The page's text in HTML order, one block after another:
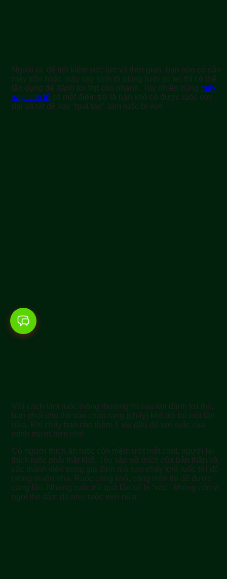
Ngoài ra, để tiết kiệm sức lực và thời gian, bạn nào có sẵn
máy trộn hoặc máy xay sinh tố (dùng lưỡi so le) thì có thể
tận dụng để đánh tơi thịt cho nhanh. Tuy nhiên dùng máy
xay sinh tố có một điểm trừ là bạn khó có được ruốc sợi
dài và rất dễ xay “quá tay”, làm ruốc bị vụn.
Với cách làm ruốc thông thường thì sau khi đánh tơi thịt,
bạn phải cho thịt vào chảo rang (chấy) khô trở lại một lần
nữa. Khi chấy bạn cho thêm 1 xíu dầu để sợi ruốc của
mình mượt hơn nhé.
Có người thích ăn ruốc còn mềm ướt một chút, người lại
thích ruốc phải thật khô. Tùy vào sở thích của bản thân và
các thành viên trong gia đình mà bạn chấy khô ruốc tới độ
mong muốn nha. Ruốc càng khô, càng mặn thì để được
càng lâu. Nhưng ruốc trữ quá lâu sẽ bị “xác”, không còn vị
ngọt thịt đậm đà như ruốc mới nữa.